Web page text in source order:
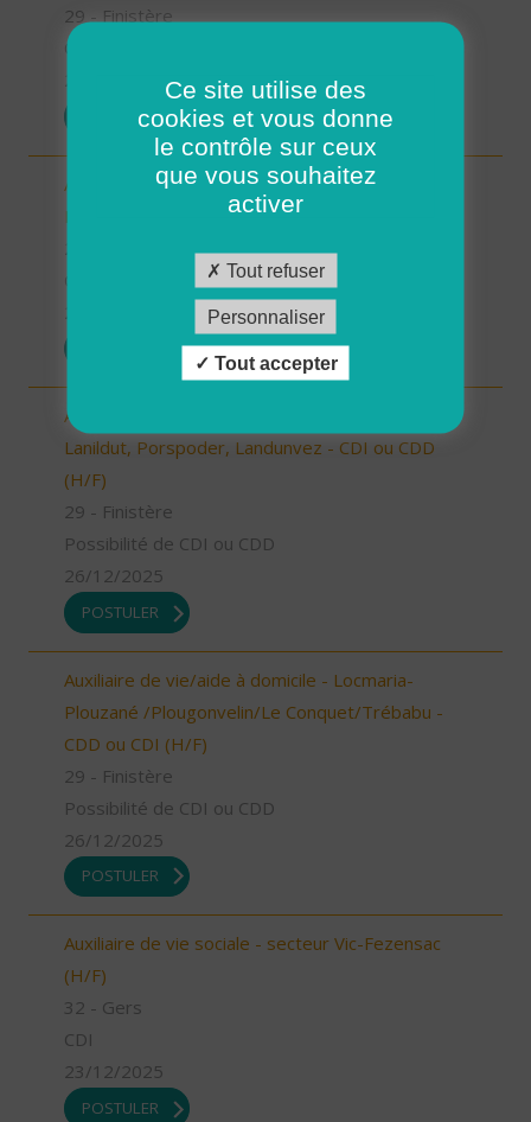
29 - Finistère
CDD
POSTULER
Aide à domicile - CDD ou CDI -
Plouarzel/Lampaul-Plouarzel/Ploumoguer (H/F)
Auxiliaire de vie/ aide à domicile - Plourin, Brélès,
Lanildut, Porspoder, Landunvez - CDI ou CDD
(H/F)
29 - Finistère
Possibilité de CDI ou CDD
26/12/2025
POSTULER
Auxiliaire de vie/aide à domicile - Locmaria-
Plouzané /Plougonvelin/Le Conquet/Trébabu -
CDD ou CDI (H/F)
29 - Finistère
Possibilité de CDI ou CDD
26/12/2025
POSTULER
Auxiliaire de vie sociale - secteur Vic-Fezensac
(H/F)
32 - Gers
CDI
23/12/2025
POSTULER
Ce site utilise des
cookies et vous donne
le contrôle sur ceux
que vous souhaitez
activer
Tout refuser
Personnaliser
Tout accepter